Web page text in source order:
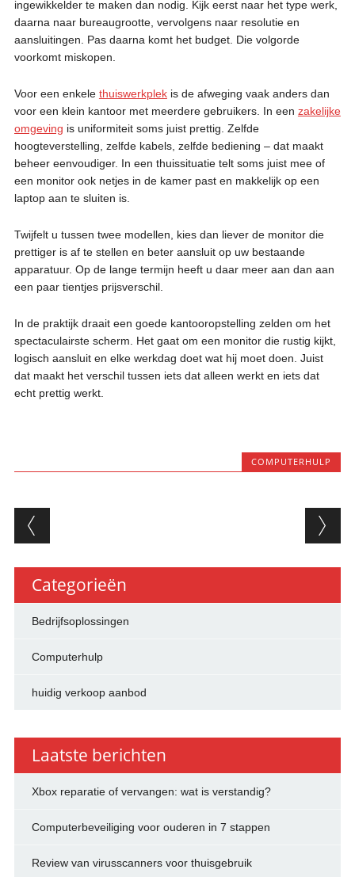
ingewikkelder te maken dan nodig. Kijk eerst naar het type werk,
daarna naar bureaugrootte, vervolgens naar resolutie en
aansluitingen. Pas daarna komt het budget. Die volgorde
voorkomt miskopen.
Voor een enkele thuiswerkplekis de afweging vaak anders dan
voor een klein kantoor met meerdere gebruikers. In een zakelijke
omgeving is uniformiteit soms juist prettig. Zelfde
hoogteverstelling, zelfde kabels, zelfde bediening – dat maakt
beheer eenvoudiger. In een thuissituatie telt soms juist mee of
een monitor ook netjes in de kamer past en makkelijk op een
laptop aan te sluiten is.
Twijfelt u tussen twee modellen, kies dan liever de monitor die
prettiger is af te stellen en beter aansluit op uw bestaande
apparatuur. Op de lange termijn heeft u daar meer aan dan aan
een paar tientjes prijsverschil.
In de praktijk draait een goede kantooropstelling zelden om het
spectaculairste scherm. Het gaat om een monitor die rustig kijkt,
logisch aansluit en elke werkdag doet wat hij moet doen. Juist
dat maakt het verschil tussen iets dat alleen werkt en iets dat
echt prettig werkt.
COMPUTERHULP
Berichtnavigatie
Categorieën
Bedrijfsoplossingen
Computerhulp
huidig verkoop aanbod
Laatste berichten
Xbox reparatie of vervangen: wat is verstandig?
Computerbeveiliging voor ouderen in 7 stappen
Review van virusscanners voor thuisgebruik